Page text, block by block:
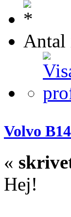
Antal
Volvo
«
Hej!